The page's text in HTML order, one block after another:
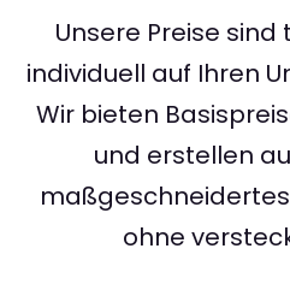
Unsere Preise
individuell auf Ihren
Wir bieten
und erstellen
ohne